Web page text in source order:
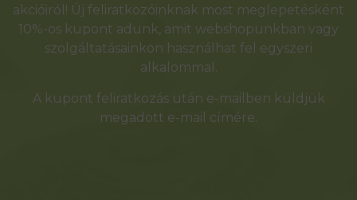
akcióiról! Új feliratkozóinknak most meglepetésként
10%-os kupont adunk, amit webshopunkban vagy
szolgáltatásainkon használhat fel egyszeri
alkalommal.
A kupont feliratkozás után e-mailben küldjük
megadott e-mail címére.